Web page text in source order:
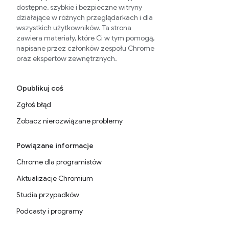
dostępne, szybkie i bezpieczne witryny
działające w różnych przeglądarkach i dla
wszystkich użytkowników. Ta strona
zawiera materiały, które Ci w tym pomogą,
napisane przez członków zespołu Chrome
oraz ekspertów zewnętrznych.
Opublikuj coś
Zgłoś błąd
Zobacz nierozwiązane problemy
Powiązane informacje
Chrome dla programistów
Aktualizacje Chromium
Studia przypadków
Podcasty i programy